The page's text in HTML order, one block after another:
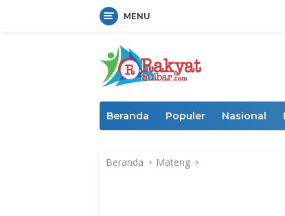
MENU
Beranda Populer Nasional
Beranda Mateng